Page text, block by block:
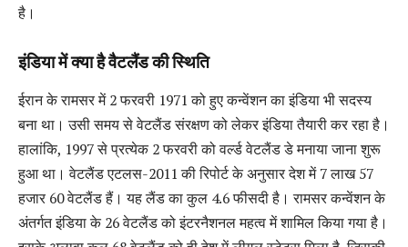
है।
इंडिया में क्या है वैटलैंड की स्थिति
ईरान के रामसर में 2 फरवरी 1971 को हुए कन्वेंशन का इंडिया भी सदस्य
बना था। उसी समय से वेटलैंड संरक्षण को लेकर इंडिया तैयारी कर रहा है।
हालांकि, 1997 से प्रत्येक 2 फरवरी को वर्ल्ड वेटलैंड डे मनाया जाना शुरू
हुआ था। वेटलैंड एटलस-2011 की रिपोर्ट के अनुसार देश में 7 लाख 57
हजार 60 वेटलैंड हैं। यह लैंड का कुल 4.6 फीसदी है। रामसर कन्वेंशन के
अंतर्गत इंडिया के 26 वेटलैंड को इंटरनैशनल महत्व में शामिल किया गया है।